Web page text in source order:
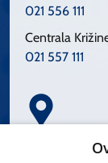
021 556 111
Centrala
021 557 111
Spinčićeva 1,